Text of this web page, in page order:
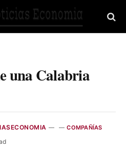
una Calabria
COMPAÑÍAS